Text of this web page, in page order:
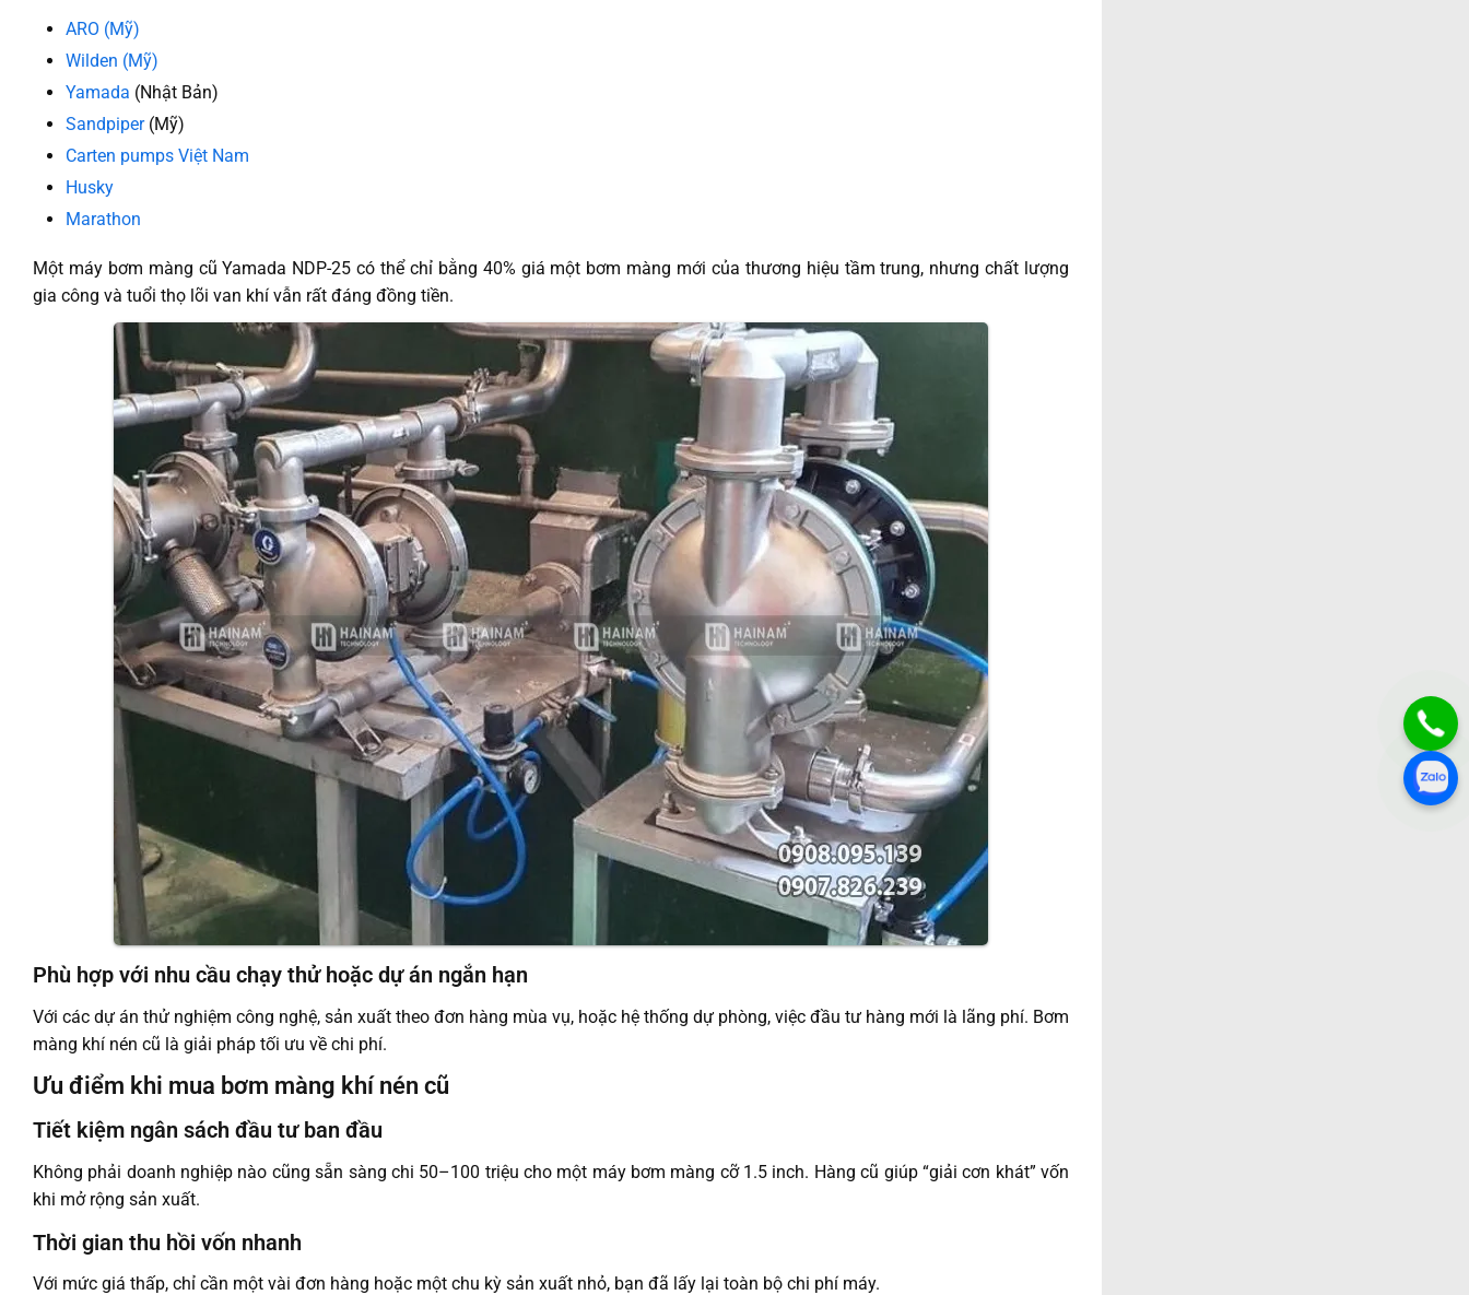
ARO (Mỹ)
Wilden (Mỹ)
Yamada (Nhật Bản)
Sandpiper(Mỹ)
Carten pumps Việt Nam
Husky
Marathon
Một máy bơm màng cũ Yamada NDP-25 có thể chỉ bằng 40% giá một bơm màng mới của thương hiệu tầm trung, nhưng chất lượng
gia công và tuổi thọ lõi van khí vẫn rất đáng đồng tiền.
Phù hợp với nhu cầu chạy thử hoặc dự án ngắn hạn
Với các dự án thử nghiệm công nghệ, sản xuất theo đơn hàng mùa vụ, hoặc hệ thống dự phòng, việc đầu tư hàng mới là lãng phí. Bơm
màng khí nén cũ là giải pháp tối ưu về chi phí.
Ưu điểm khi mua bơm màng khí nén cũ
Tiết kiệm ngân sách đầu tư ban đầu
Không phải doanh nghiệp nào cũng sẵn sàng chi 50–100 triệu cho một máy bơm màng cỡ 1.5 inch. Hàng cũ giúp “giải cơn khát” vốn
khi mở rộng sản xuất.
Thời gian thu hồi vốn nhanh
Với mức giá thấp, chỉ cần một vài đơn hàng hoặc một chu kỳ sản xuất nhỏ, bạn đã lấy lại toàn bộ chi phí máy.